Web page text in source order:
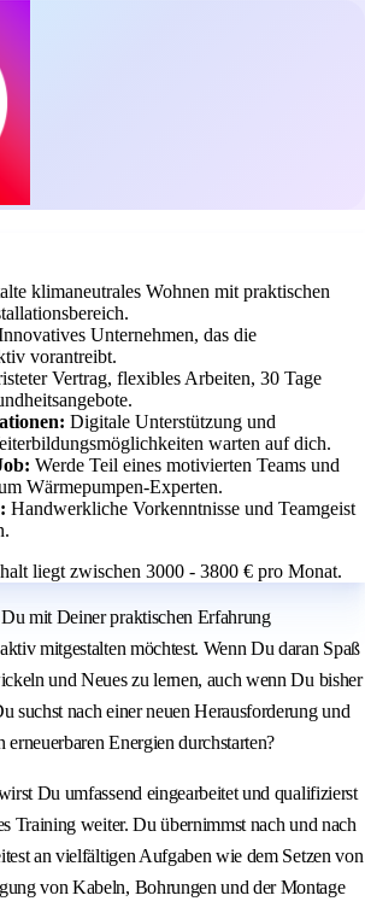
klimaneutrales Wohnen mit praktischen
Unternehmen, das die
vorantreibt.
Vertrag, flexibles Arbeiten, 30 Tage
Digitale Unterstützung und
warten auf dich.
Werde Teil eines motivierten Teams und
Wärmepumpen-Experten.
Handwerkliche Vorkenntnisse und Teamgeist
liegt zwischen 3000 - 3800 € pro Monat.
mit Deiner praktischen Erfahrung
mitgestalten möchtest. Wenn Du daran Spaß
und Neues zu lernen, auch wenn Du bisher
suchst nach einer neuen Herausforderung und
Energien durchstarten?
Du umfassend eingearbeitet und qualifizierst
Training weiter. Du übernimmst nach und nach
an vielfältigen Aufgaben wie dem Setzen von
von Kabeln, Bohrungen und der Montage